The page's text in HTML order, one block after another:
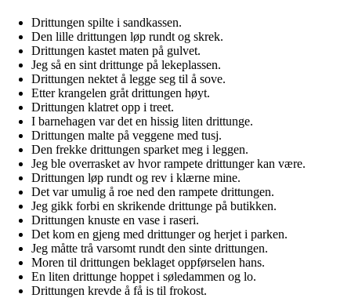
Drittungen spilte i sandkassen.
Den lille drittungen løp rundt og skrek.
Drittungen kastet maten på gulvet.
Jeg så en sint drittunge på lekeplassen.
Drittungen nektet å legge seg til å sove.
Etter krangelen gråt drittungen høyt.
Drittungen klatret opp i treet.
I barnehagen var det en hissig liten drittunge.
Drittungen malte på veggene med tusj.
Den frekke drittungen sparket meg i leggen.
Jeg ble overrasket av hvor rampete drittunger kan være.
Drittungen løp rundt og rev i klærne mine.
Det var umulig å roe ned den rampete drittungen.
Jeg gikk forbi en skrikende drittunge på butikken.
Drittungen knuste en vase i raseri.
Det kom en gjeng med drittunger og herjet i parken.
Jeg måtte trå varsomt rundt den sinte drittungen.
Moren til drittungen beklaget oppførselen hans.
En liten drittunge hoppet i søledammen og lo.
Drittungen krevde å få is til frokost.